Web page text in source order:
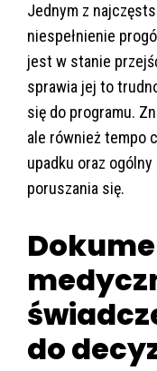
Jednym z
niespełnienie
jest w stanie
sprawia jej to
się do programu.
ale również tempo
upadku oraz
poruszania się.
do